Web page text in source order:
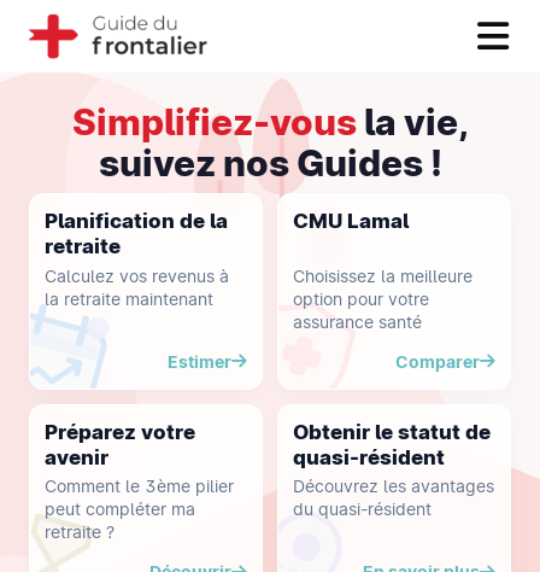
Simplifiez-vousla vie,
suivez nos Guides !
Planification de la
retraite
Calculez vos revenus à
la retraite maintenant
Estimer
CMU Lamal
Choisissez la meilleure
option pour votre
assurance santé
Comparer
Préparez votre
avenir
Comment le 3ème pilier
peut compléter ma
retraite ?
Obtenir le statut de
quasi-résident
Découvrez les avantages
du quasi-résident